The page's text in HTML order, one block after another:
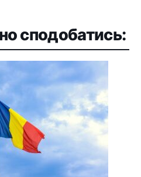
сподобатись: